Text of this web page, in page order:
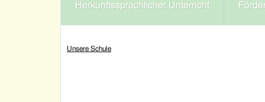
Herkunftssprachlicher Unterricht
Unsere Schule